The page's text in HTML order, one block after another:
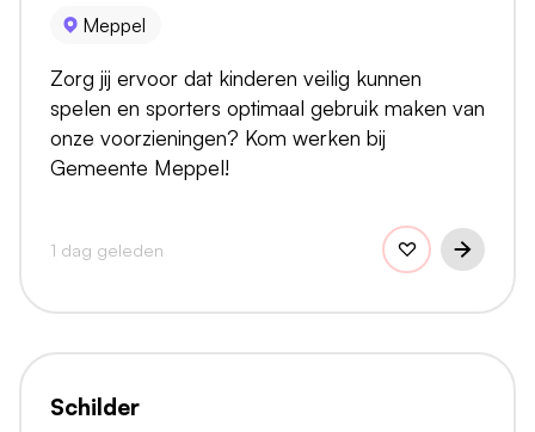
Meppel
Zorg jij ervoor dat kinderen veilig kunnen
spelen en sporters optimaal gebruik maken van
onze voorzieningen? Kom werken bij
Gemeente Meppel!
1 dag geleden
Schilder